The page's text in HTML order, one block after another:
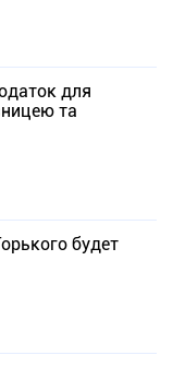
для
та
будет